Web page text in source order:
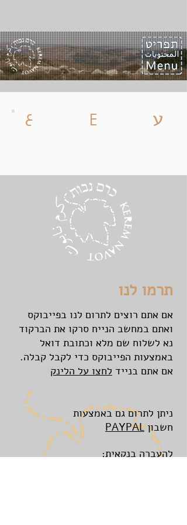
ع E ע
תרמו לנו
אם אתם רוצים לתרום לנו בפייבוקס
ואתם במחשב הנייח סרקו את הברקוד
נא לשלוח שם מלא וכתובת דואל
באמצעות הפייבוקס כדי לקבל קבלה.
אם אתם בנייד לחצו על הלינק
ניתן לתרום גם באמצעות
חשבון
PAYPAL
להעברה בנקאית: